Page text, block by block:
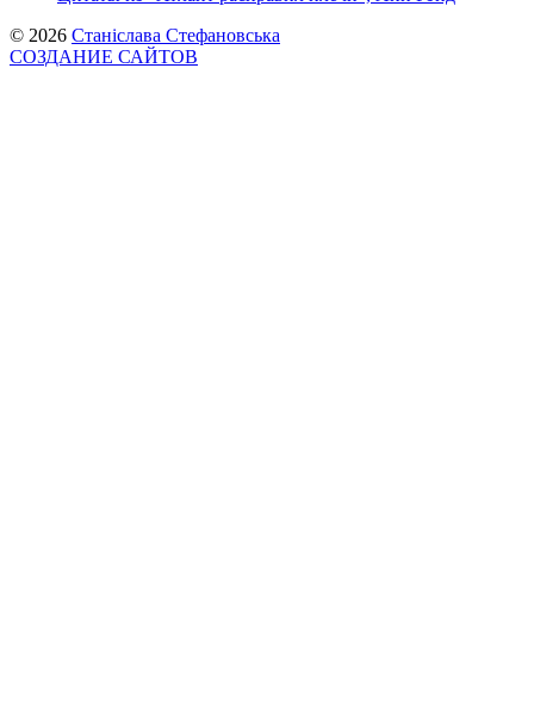
© 2026 Станіслава Стефановська
СОЗДАНИЕ САЙТОВ